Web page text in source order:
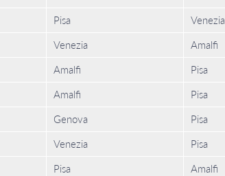
Pisa Venezia
Venezia Amalfi
Amalfi Pisa
Amalfi Pisa
Genova Pisa
Venezia Pisa
Pisa Amalfi